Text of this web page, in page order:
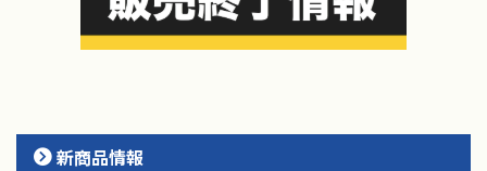
新商品情報